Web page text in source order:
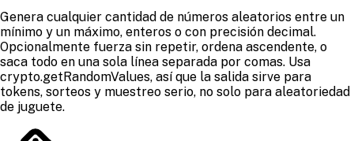
Genera cualquier cantidad de números aleatorios entre un
mínimo y un máximo, enteros o con precisión decimal.
Opcionalmente fuerza sin repetir, ordena ascendente, o
saca todo en una sola línea separada por comas. Usa
crypto.getRandomValues, así que la salida sirve para
tokens, sorteos y muestreo serio, no solo para aleatoriedad
de juguete.